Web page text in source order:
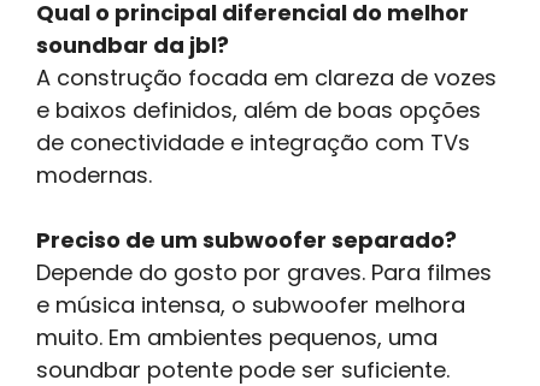
Qual o principal diferencial do melhor
soundbar da jbl?
A construção focada em clareza de vozes
e baixos definidos, além de boas opções
de conectividade e integração com TVs
modernas.
Preciso de um subwoofer separado?
Depende do gosto por graves. Para filmes
e música intensa, o subwoofer melhora
muito. Em ambientes pequenos, uma
soundbar potente pode ser suficiente.